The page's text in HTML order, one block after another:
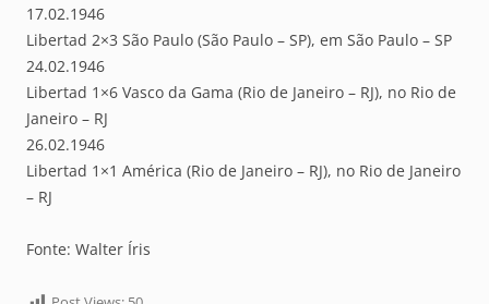
17.02.1946
Libertad 2×3 São Paulo (São Paulo – SP), em São Paulo – SP
24.02.1946
Libertad 1×6 Vasco da Gama (Rio de Janeiro – RJ), no Rio de
Janeiro – RJ
26.02.1946
Libertad 1×1 América (Rio de Janeiro – RJ), no Rio de Janeiro
– RJ
Fonte: Walter Íris